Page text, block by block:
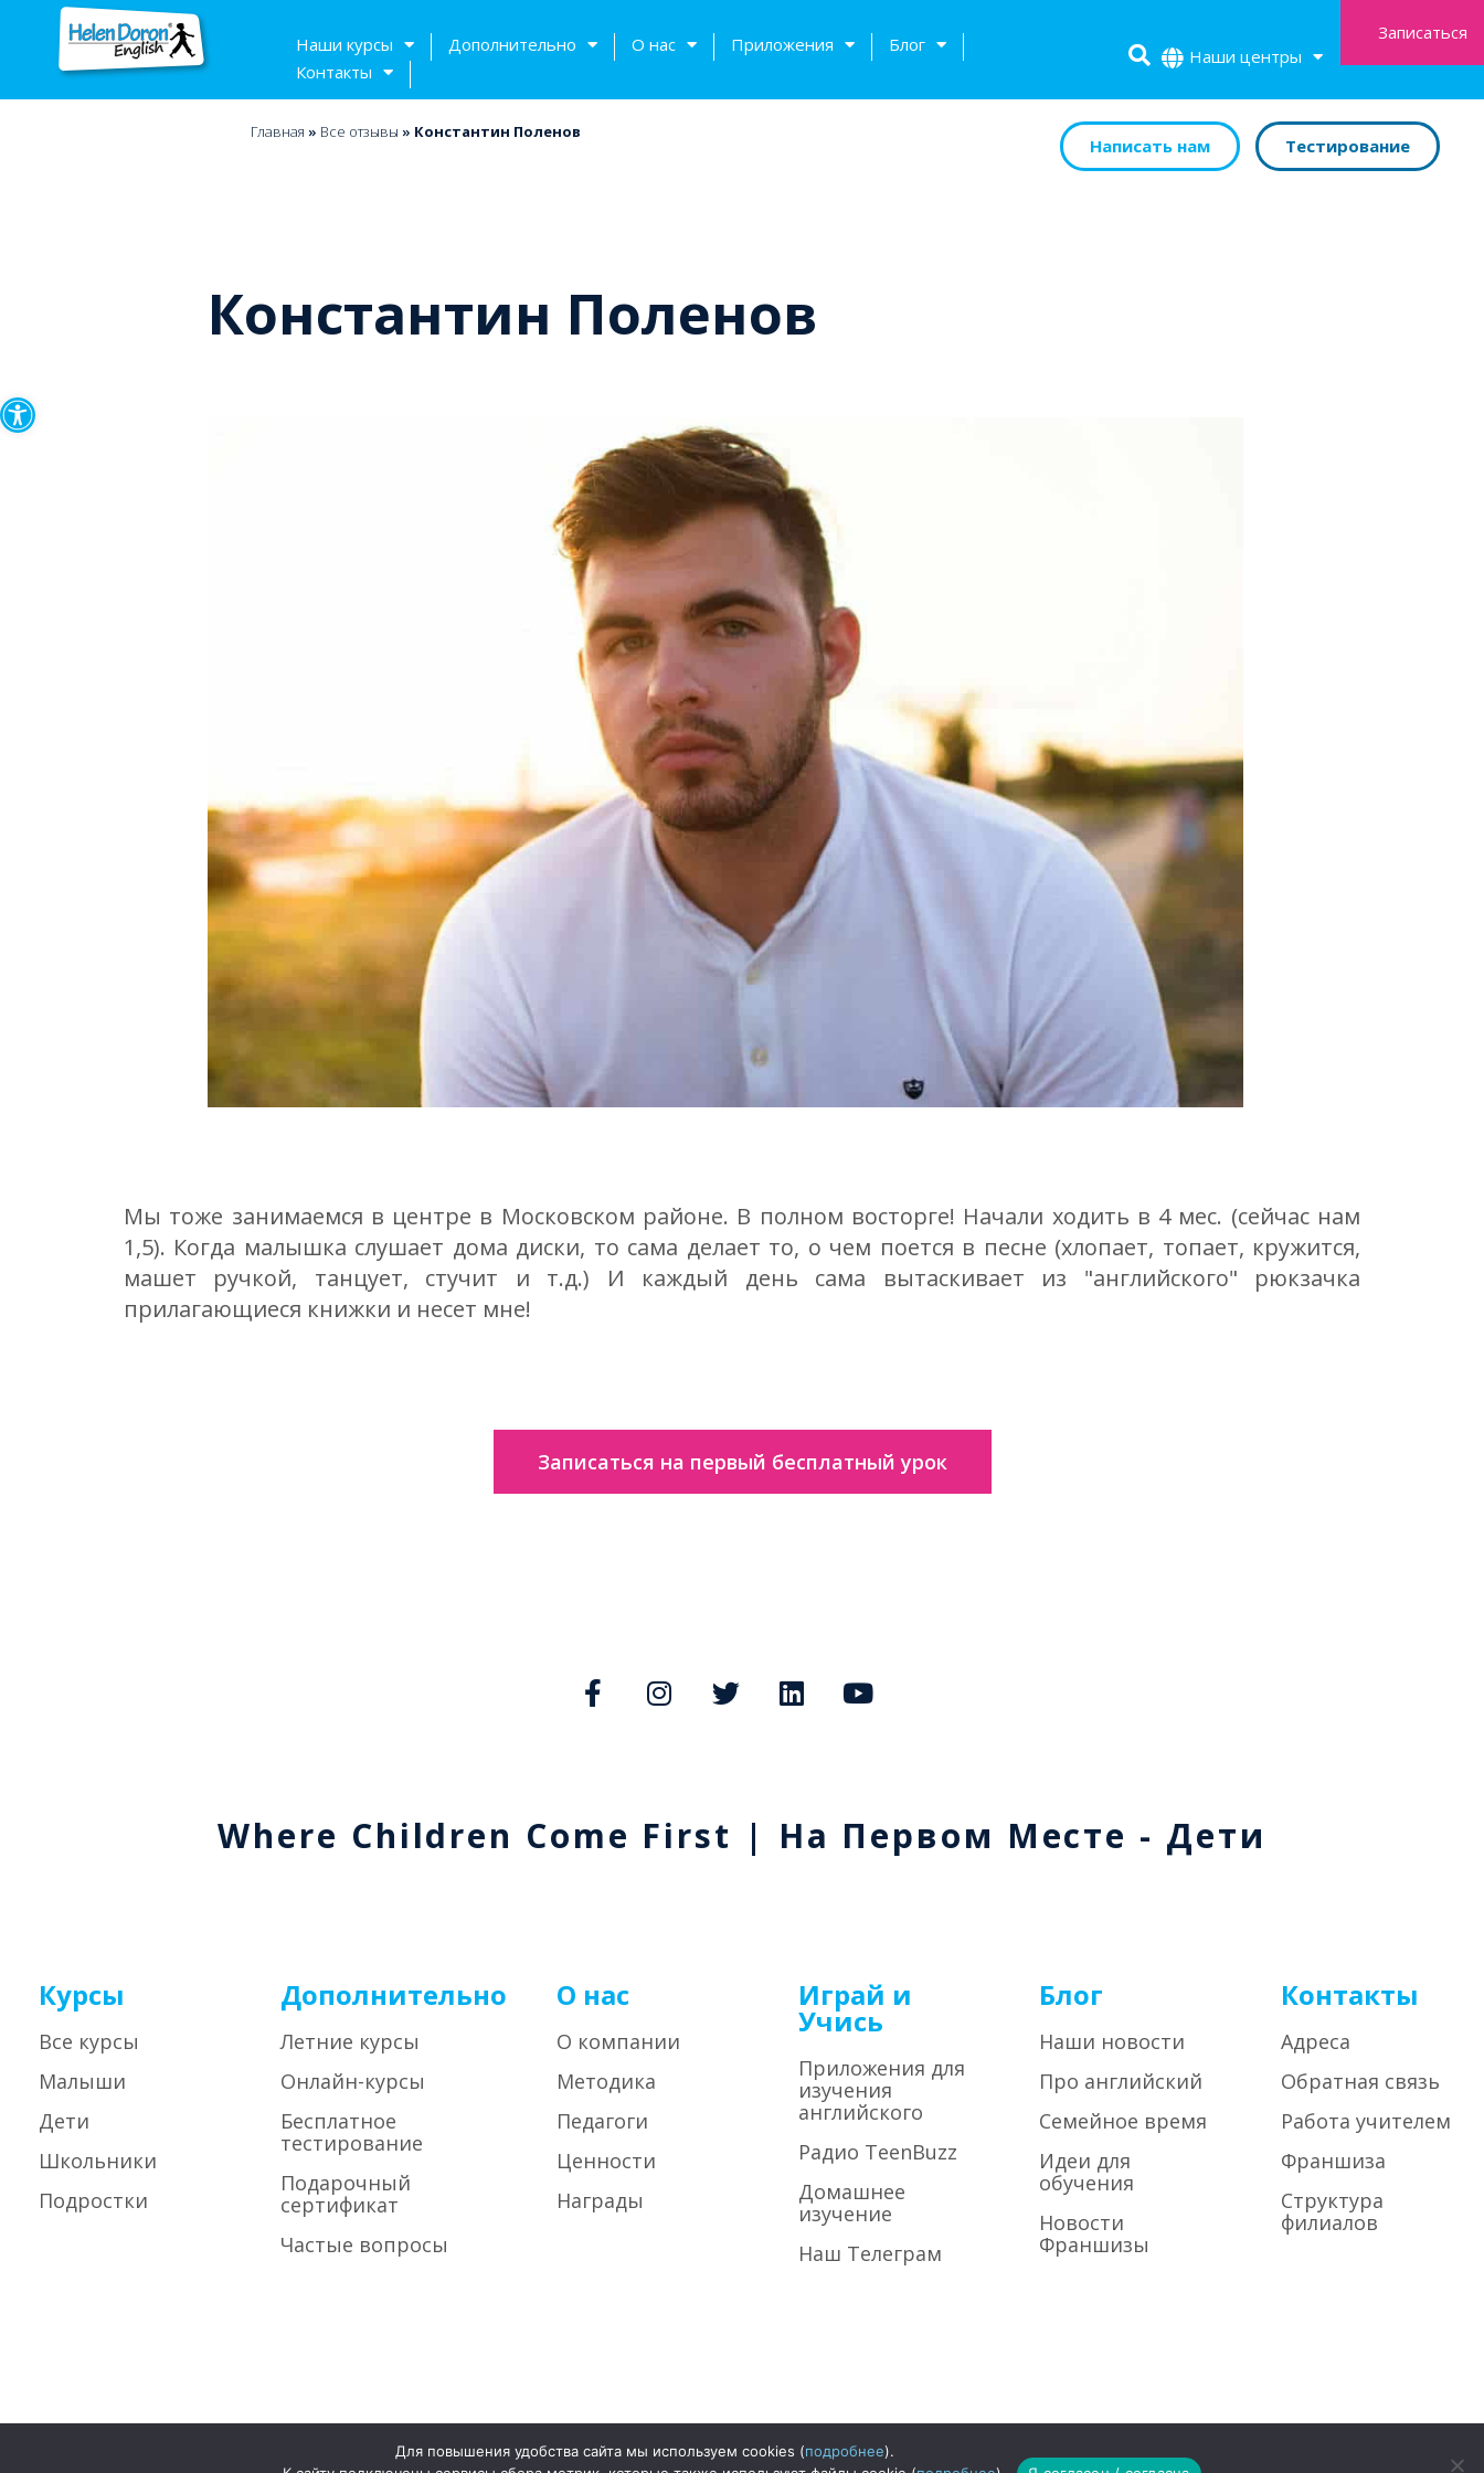
Открыть панель инструментов
Наши курсы Дополнительно О нас Приложения
Блог
Контакты
Наши центры
Записаться
Главная » Bсе отзывы » Константин Поленов
Написать нам Тестирование
Константин Поленов
Мы тоже занимаемся в центре в Московском районе. В полном восторге! Начали ходить в 4 мес. (сейчас нам
1,5). Когда малышка слушает дома диски, то сама делает то, о чем поется в песне (хлопает, топает, кружится,
машет ручкой, танцует, стучит и т.д.) И каждый день сама вытаскивает из "английского" рюкзачка
прилагающиеся книжки и несет мне!
Записаться на первый бесплатный урок
Where Children Come First | На Первом Месте - Дети
Курсы
Все курсы
Малыши
Дети
Школьники
Подростки
Дополнительно
Летние курсы
Онлайн-курсы
Бесплатное
тестирование
Подарочный
сертификат
Частые вопросы
О нас
О компании
Методика
Педагоги
Ценности
Награды
Играй и
Учись
Приложения для
изучения
английского
Радио TeenBuzz
Домашнее
изучение
Наш Телеграм
Блог
Наши новости
Про английский
Семейное время
Идеи для
обучения
Новости
Франшизы
Контакты
Адреса
Обратная связь
Работа учителем
Франшиза
Структура
филиалов
©2026 ООО «Хелен Дорон Раша»| Все права защищены
Для повышения удобства сайта мы используем cookies (подробнее).